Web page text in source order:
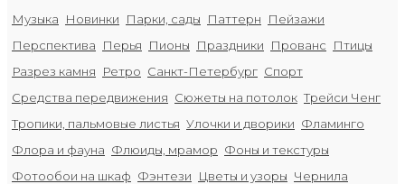
Музыка
Новинки Парки, сады Паттерн
Пейзажи
Перспектива
Перья Пионы Праздники Прованс
Птицы
Разрез камня
Ретро Санкт-Петербург Спорт
Средства передвижения Сюжеты на потолок Трейси Ченг
Тропики, пальмовые листья Улочки и дворики Фламинго
Флора и фауна Флюиды, мрамор Фоны и текстуры
Фотообои на шкаф Фэнтези Цветы и узоры Чернила